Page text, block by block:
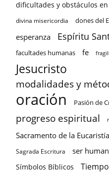
dificultades y obstáculos
divina misericordia dones del
esperanza Espíritu
facultades humanas fe
Jesucristo
modalidades y
oración Pasión de
progreso espiritual
Sacramento de la Eucaristía
Sagrada Escritura ser
Símbolos Bíblicos